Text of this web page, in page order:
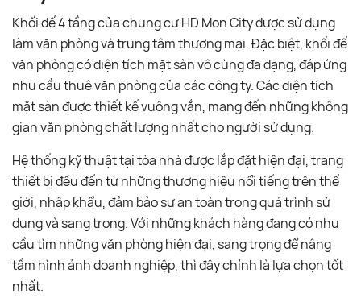
Khối đế 4 tầng của chung cư HD Mon City được sử dụng
làm văn phòng và trung tâm thương mại. Đặc biệt, khối đế
văn phòng có diện tích mặt sàn vô cùng đa dạng, đáp ứng
nhu cầu thuê văn phòng của các công ty. Các diện tích
mặt sàn được thiết kế vuông vắn, mang đến những không
gian văn phòng chất lượng nhất cho người sử dụng.
Hệ thống kỹ thuật tại tòa nhà được lắp đặt hiện đại, trang
thiết bị đều đến từ những thương hiệu nổi tiếng trên thế
giới, nhập khẩu, đảm bảo sự an toàn trong quá trình sử
dụng và sang trọng. Với những khách hàng đang có nhu
cầu tìm những văn phòng hiện đại, sang trọng để nâng
tầm hình ảnh doanh nghiệp, thì đây chính là lựa chọn tốt
nhất.